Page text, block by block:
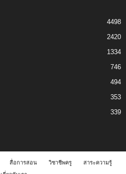
4498
2420
1334
746
494
353
339
สื่อการสอน วิชาชีพครู
สาระความรู้